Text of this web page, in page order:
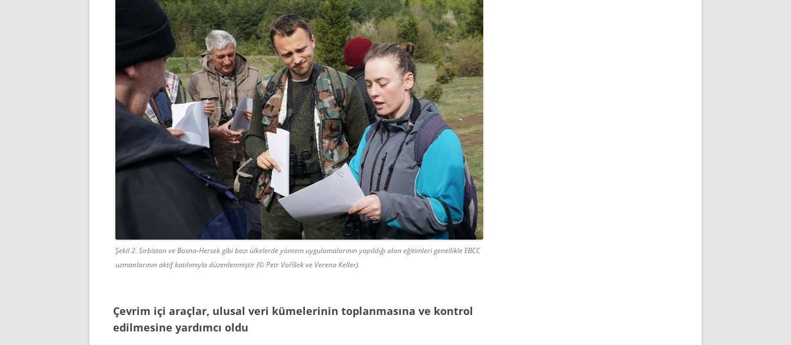
Şekil 2. Sırbistan ve Bosna-Hersek gibi bazı ülkelerde yöntem uygulamalarının yapıldığı alan eğitimleri genellikle EBCC
uzmanlarının aktif katılımıyla düzenlenmiştir (© Petr Voříšek ve Verena Keller).
Çevrim içi araçlar, ulusal veri kümelerinin toplanmasına ve kontrol
edilmesine yardımcı oldu